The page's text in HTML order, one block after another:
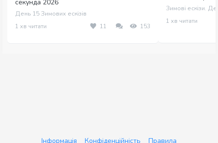
секунда 2026
День 15 Зимових ескізів
1 хв читати
11 153
Зимові ескізи.
1 хв читати
Інформація Конфіденційність Правила